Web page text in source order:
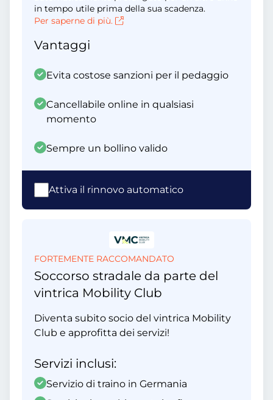
in tempo utile prima della sua scadenza.
Per saperne di più.
Vantaggi
Evita costose sanzioni per il pedaggio
Cancellabile online in qualsiasi
momento
Sempre un bollino valido
Attiva il rinnovo automatico
FORTEMENTE RACCOMANDATO
Soccorso stradale da parte del
vintrica Mobility Club
Diventa subito socio del vintrica Mobility
Club e approfitta dei servizi!
Servizi inclusi:
Servizio di traino in Germania